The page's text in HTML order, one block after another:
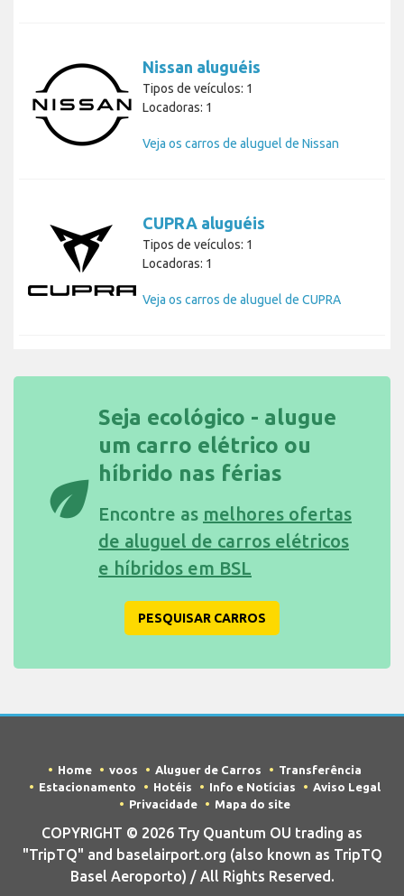
Nissan aluguéis
Tipos de veículos: 1
Locadoras: 1
Veja os carros de aluguel de Nissan
CUPRA aluguéis
Tipos de veículos: 1
Locadoras: 1
Veja os carros de aluguel de CUPRA
eco
Seja ecológico - alugue
um carro elétrico ou
híbrido nas férias
Encontre as melhores ofertas
de aluguel de carros elétricos
e híbridos em BSL
PESQUISAR CARROS
Home voos Aluguer de Carros
Transferência
Estacionamento
Hotéis Info e Notícias
Aviso Legal
Privacidade
Mapa do site
COPYRIGHT © 2026 Try Quantum OU trading as
"TripTQ" and baselairport.org (also known as TripTQ
Basel Aeroporto) / All Rights Reserved.